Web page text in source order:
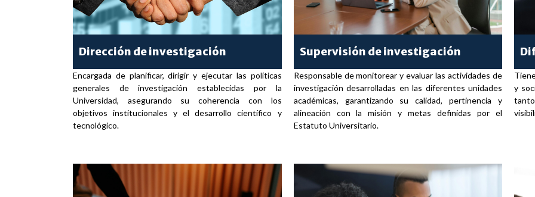
Dirección de investigación
Encargada de planificar, dirigir y ejecutar las políticas
generales de investigación establecidas por la
Universidad, asegurando su coherencia con los
objetivos institucionales y el desarrollo científico y
tecnológico.
Supervisión de investigación
Responsable de monitorear y evaluar las actividades de
investigación desarrolladas en las diferentes unidades
académicas, garantizando su calidad, pertinencia y
alineación con la misión y metas definidas por el
Estatuto Universitario.
y